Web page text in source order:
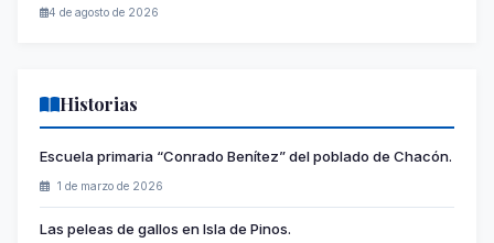
4 de agosto de 2026
Historias
Escuela primaria “Conrado Benítez” del poblado de Chacón.
1 de marzo de 2026
Las peleas de gallos en Isla de Pinos.